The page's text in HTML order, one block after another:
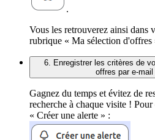
.
Vous les retrouverez ainsi dans
rubrique « Ma sélection d'offres
6. Enregistrer les critères de
offres par e-mail
Gagnez du temps et évitez de
recherche à chaque visite !
« Créer une alerte » :